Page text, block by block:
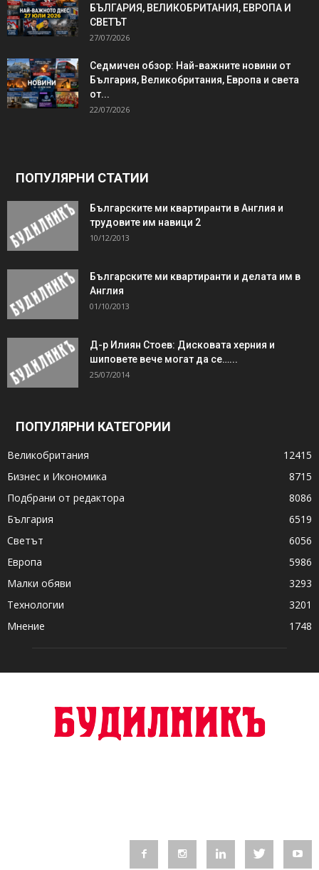
БЪЛГАРИЯ, ВЕЛИКОБРИТАНИЯ, ЕВРОПА И
СВЕТЪТ
27/07/2026
Седмичен обзор: Най-важните новини от
България, Великобритания, Европа и света
от...
22/07/2026
ПОПУЛЯРНИ СТАТИИ
Българските ми квартиранти в Англия и
трудовите им навици 2
10/12/2013
Българските ми квартиранти и делата им в
Англия
01/10/2013
Д-р Илиян Стоев: Дисковата херния и
шиповете вече могат да се…...
25/07/2014
ПОПУЛЯРНИ КАТЕГОРИИ
Великобритания
12415
Бизнес и Икономика
8715
Подбрани от редактора
8086
България
6519
Светът
6056
Европа
5986
Малки обяви
3293
Технологии
3201
Мнение
1748